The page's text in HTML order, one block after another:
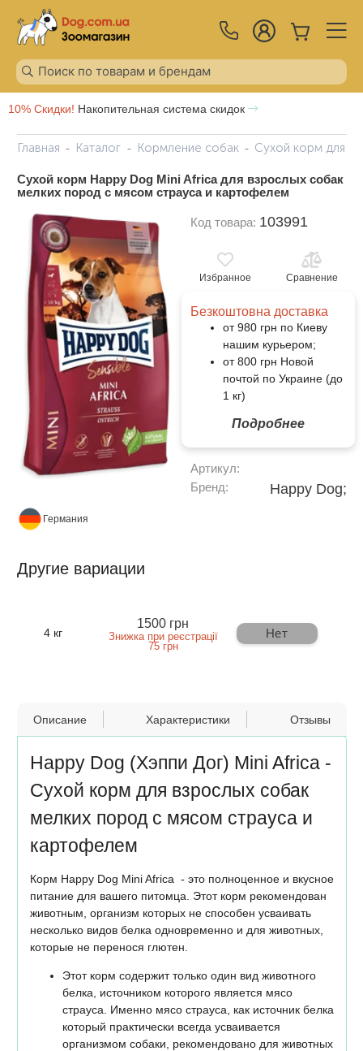
10% Скидки! Накопительная система скидок
Главная Каталог Кормление собак Сухой корм для
Сухой корм Happy Dog Mini Africa для взрослых собак
мелких пород с мясом страуса и картофелем
Германия
Код товара: 103991
Избранное Сравнение
Безкоштовна доставка
от 980 грн по Киеву
нашим курьером;
от 800 грн Новой
почтой по Украине (до
1 кг)
Подробнее
Артикул:
Бренд:
Happy Dog;
Другие вариации
4 кг
1500 грн
Знижка при реєстрації
75 грн
Нет
Описание Характеристики Отзывы
Happy Dog (Хэппи Дог) Mini Africa -
Сухой корм для взрослых собак
мелких пород с мясом страуса и
картофелем
Корм Happy Dog Mini Africa - это полноценное и вкусное
питание для вашего питомца. Этот корм рекомендован
животным, организм которых не способен усваивать
несколько видов белка одновременно и для животных,
которые не перенося глютен.
Этот корм содержит только один вид животного
белка, источником которого является мясо
страуса. Именно мясо страуса, как источник белка
который практически всегда усваивается
организмом собаки, рекомендовано для животных